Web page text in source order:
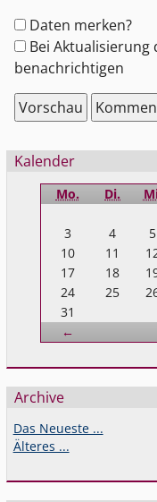
Formular-
Optionen
Daten merken?
Bei
benachrichtigen
Seitenleiste
Kalender
Mo. Di.
←
3
4 5
10
11
17
18
24
25
31
Archive
Das Neueste ...
Älteres ...